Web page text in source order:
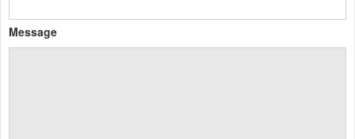
Message